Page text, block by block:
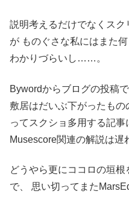
説明考えるだけでなくス
が ものぐさな私にはまた何
わかりづらいし……。
Bywordからブログの投稿
敷居はだいぶ下がったもの
ってスクショ多用する記事
Musescore関連の解説は遅
どうやら更にココロの垣
で、
思い切ってまた